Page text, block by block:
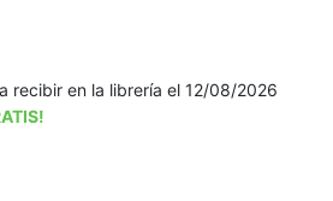
recibir en la librería el 12/08/2026